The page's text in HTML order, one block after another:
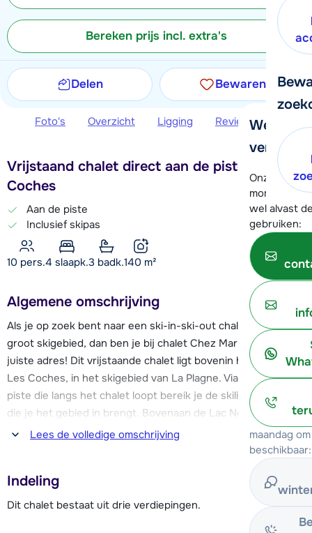
We
verder!
Onze
moment
wel alvast
gebruiken:
maandag
beschikbaar:
Bereken prijs incl. extra's
Delen Bewaren
Foto's Overzicht Ligging Reviews
Vrijstaand chalet direct aan de piste in Les
Coches
Aan de piste
Inclusief skipas
10 pers.4 slaapk.3 badk.140 m²
Algemene omschrijving
Als je op zoek bent naar een ski-in-ski-out chalet in een
groot skigebied, dan ben je bij chalet Chez Marie aan het
juiste adres! Dit vrijstaande chalet ligt bovenin het dorpje
Les Coches, in het skigebied van La Plagne. Via de rode
piste die langs het chalet loopt bereik je de skilift Lac Noir,
die je het gebied in brengt. Bovenaan de Lac Noir skilift kun
je verder met de lift omhoog richting Belle Plagne, of kun je
afdalen naar de Vanoise Express. Deze grote gondellift
verbindt het skigebied van La Plagne met dat van Les Arcs,
die samen de skiregio Paradiski vormen met maar liefst 425
km piste!
Lees de volledige omschrijving
Indeling
Dit chalet bestaat uit drie verdiepingen.